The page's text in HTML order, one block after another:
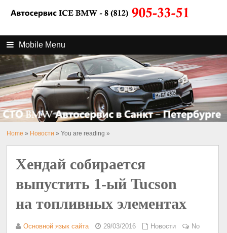
Mobile Menu
Home » Новости » You are reading »
Хендай собирается
выпустить 1-ый Tucson
на топливных элементах
Основной язык сайта 29/03/2016 Новости
No